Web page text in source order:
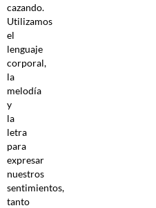
cazando.
Utilizamos
el
lenguaje
corporal,
la
melodía
y
la
letra
para
expresar
nuestros
sentimientos,
tanto